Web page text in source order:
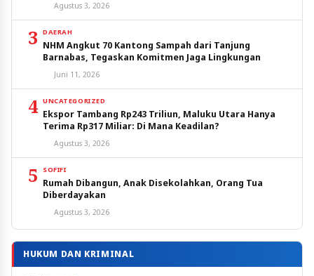
Agustus 3, 2026
3 DAERAH
NHM Angkut 70 Kantong Sampah dari Tanjung
Barnabas, Tegaskan Komitmen Jaga Lingkungan
Juni 11, 2026
4 UNCATEGORIZED
Ekspor Tambang Rp243 Triliun, Maluku Utara Hanya
Terima Rp317 Miliar: Di Mana Keadilan?
Agustus 3, 2026
5 SOFIFI
Rumah Dibangun, Anak Disekolahkan, Orang Tua
Diberdayakan
Agustus 3, 2026
HUKUM DAN KRIMINAL